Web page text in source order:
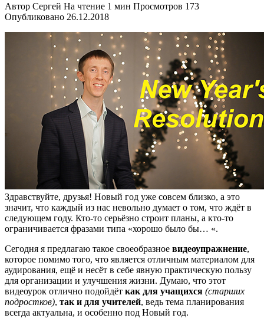
Автор Сергей На чтение 1 мин Просмотров 173
Опубликовано 26.12.2018
Здравствуйте, друзья! Новый год уже совсем близко, а это
значит, что каждый из нас невольно думает о том, что ждёт в
следующем году. Кто-то серьёзно строит планы, а кто-то
ограничивается фразами типа «хорошо было бы… «.
Сегодня я предлагаю такое своеобразное видеоупражнение,
которое помимо того, что является отличным материалом для
аудирования, ещё и несёт в себе явную практическую пользу
для организации и улучшения жизни. Думаю, что этот
видеоурок отлично подойдёт как для учащихся (старших
подростков), так и для учителей, ведь тема планирования
всегда актуальна, и особенно под Новый год.